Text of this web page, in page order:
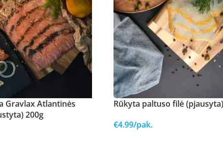
Gravlax Atlantinės
200g
Rūkyta paltuso filė
€4.99/pak.